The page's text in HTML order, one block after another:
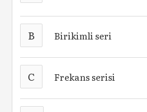
B Birikimli seri
C Frekans serisi